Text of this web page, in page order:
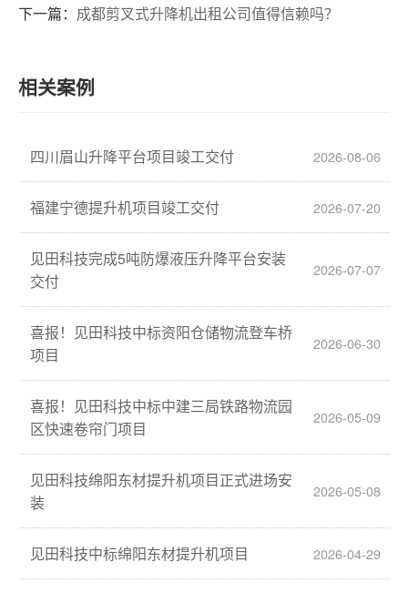
下一篇： 成都剪叉式升降机出租公司值得信赖吗？
相关案例
四川眉山升降平台项目竣工交付 2026-08-06
福建宁德提升机项目竣工交付 2026-07-20
见田科技完成5吨防爆液压升降平台安装
交付
2026-07-07
喜报！见田科技中标资阳仓储物流登车桥
项目
2026-06-30
喜报！见田科技中标中建三局铁路物流园
区快速卷帘门项目
2026-05-09
见田科技绵阳东材提升机项目正式进场安
装
2026-05-08
见田科技中标绵阳东材提升机项目 2026-04-29